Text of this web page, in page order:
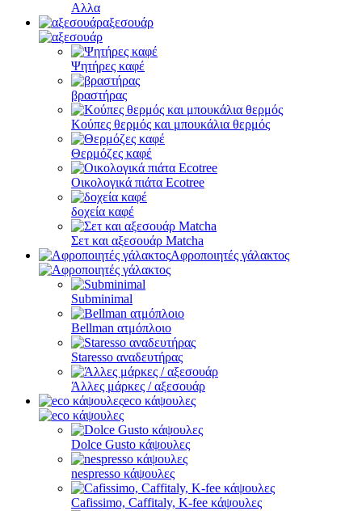
Αλλα
αξεσουάρ
Ψητήρες καφέ
βραστήρας
Κούπες θερμός και μπουκάλια θερμός
Θερμόζες καφέ
Οικολογικά πιάτα Ecotree
δοχεία καφέ
Σετ και αξεσουάρ Matcha
Αφροποιητές γάλακτος
Subminimal
Bellman ατμόπλοιο
Staresso αναδευτήρας
Άλλες μάρκες / αξεσουάρ
eco κάψουλες
Dolce Gusto κάψουλες
nespresso κάψουλες
Cafissimo, Caffitaly, K-fee κάψουλες